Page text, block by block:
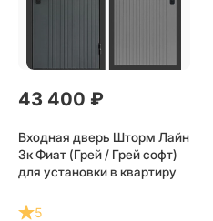
43 400 ₽
Входная дверь Шторм Лайн
3к Фиат (Грей / Грей софт)
для установки в квартиру
5